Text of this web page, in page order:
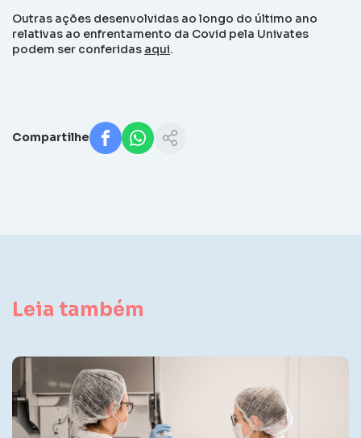
Outras ações desenvolvidas ao longo do último ano
relativas ao enfrentamento da Covid pela Univates
podem ser conferidas aqui.
Compartilhe
Leia também